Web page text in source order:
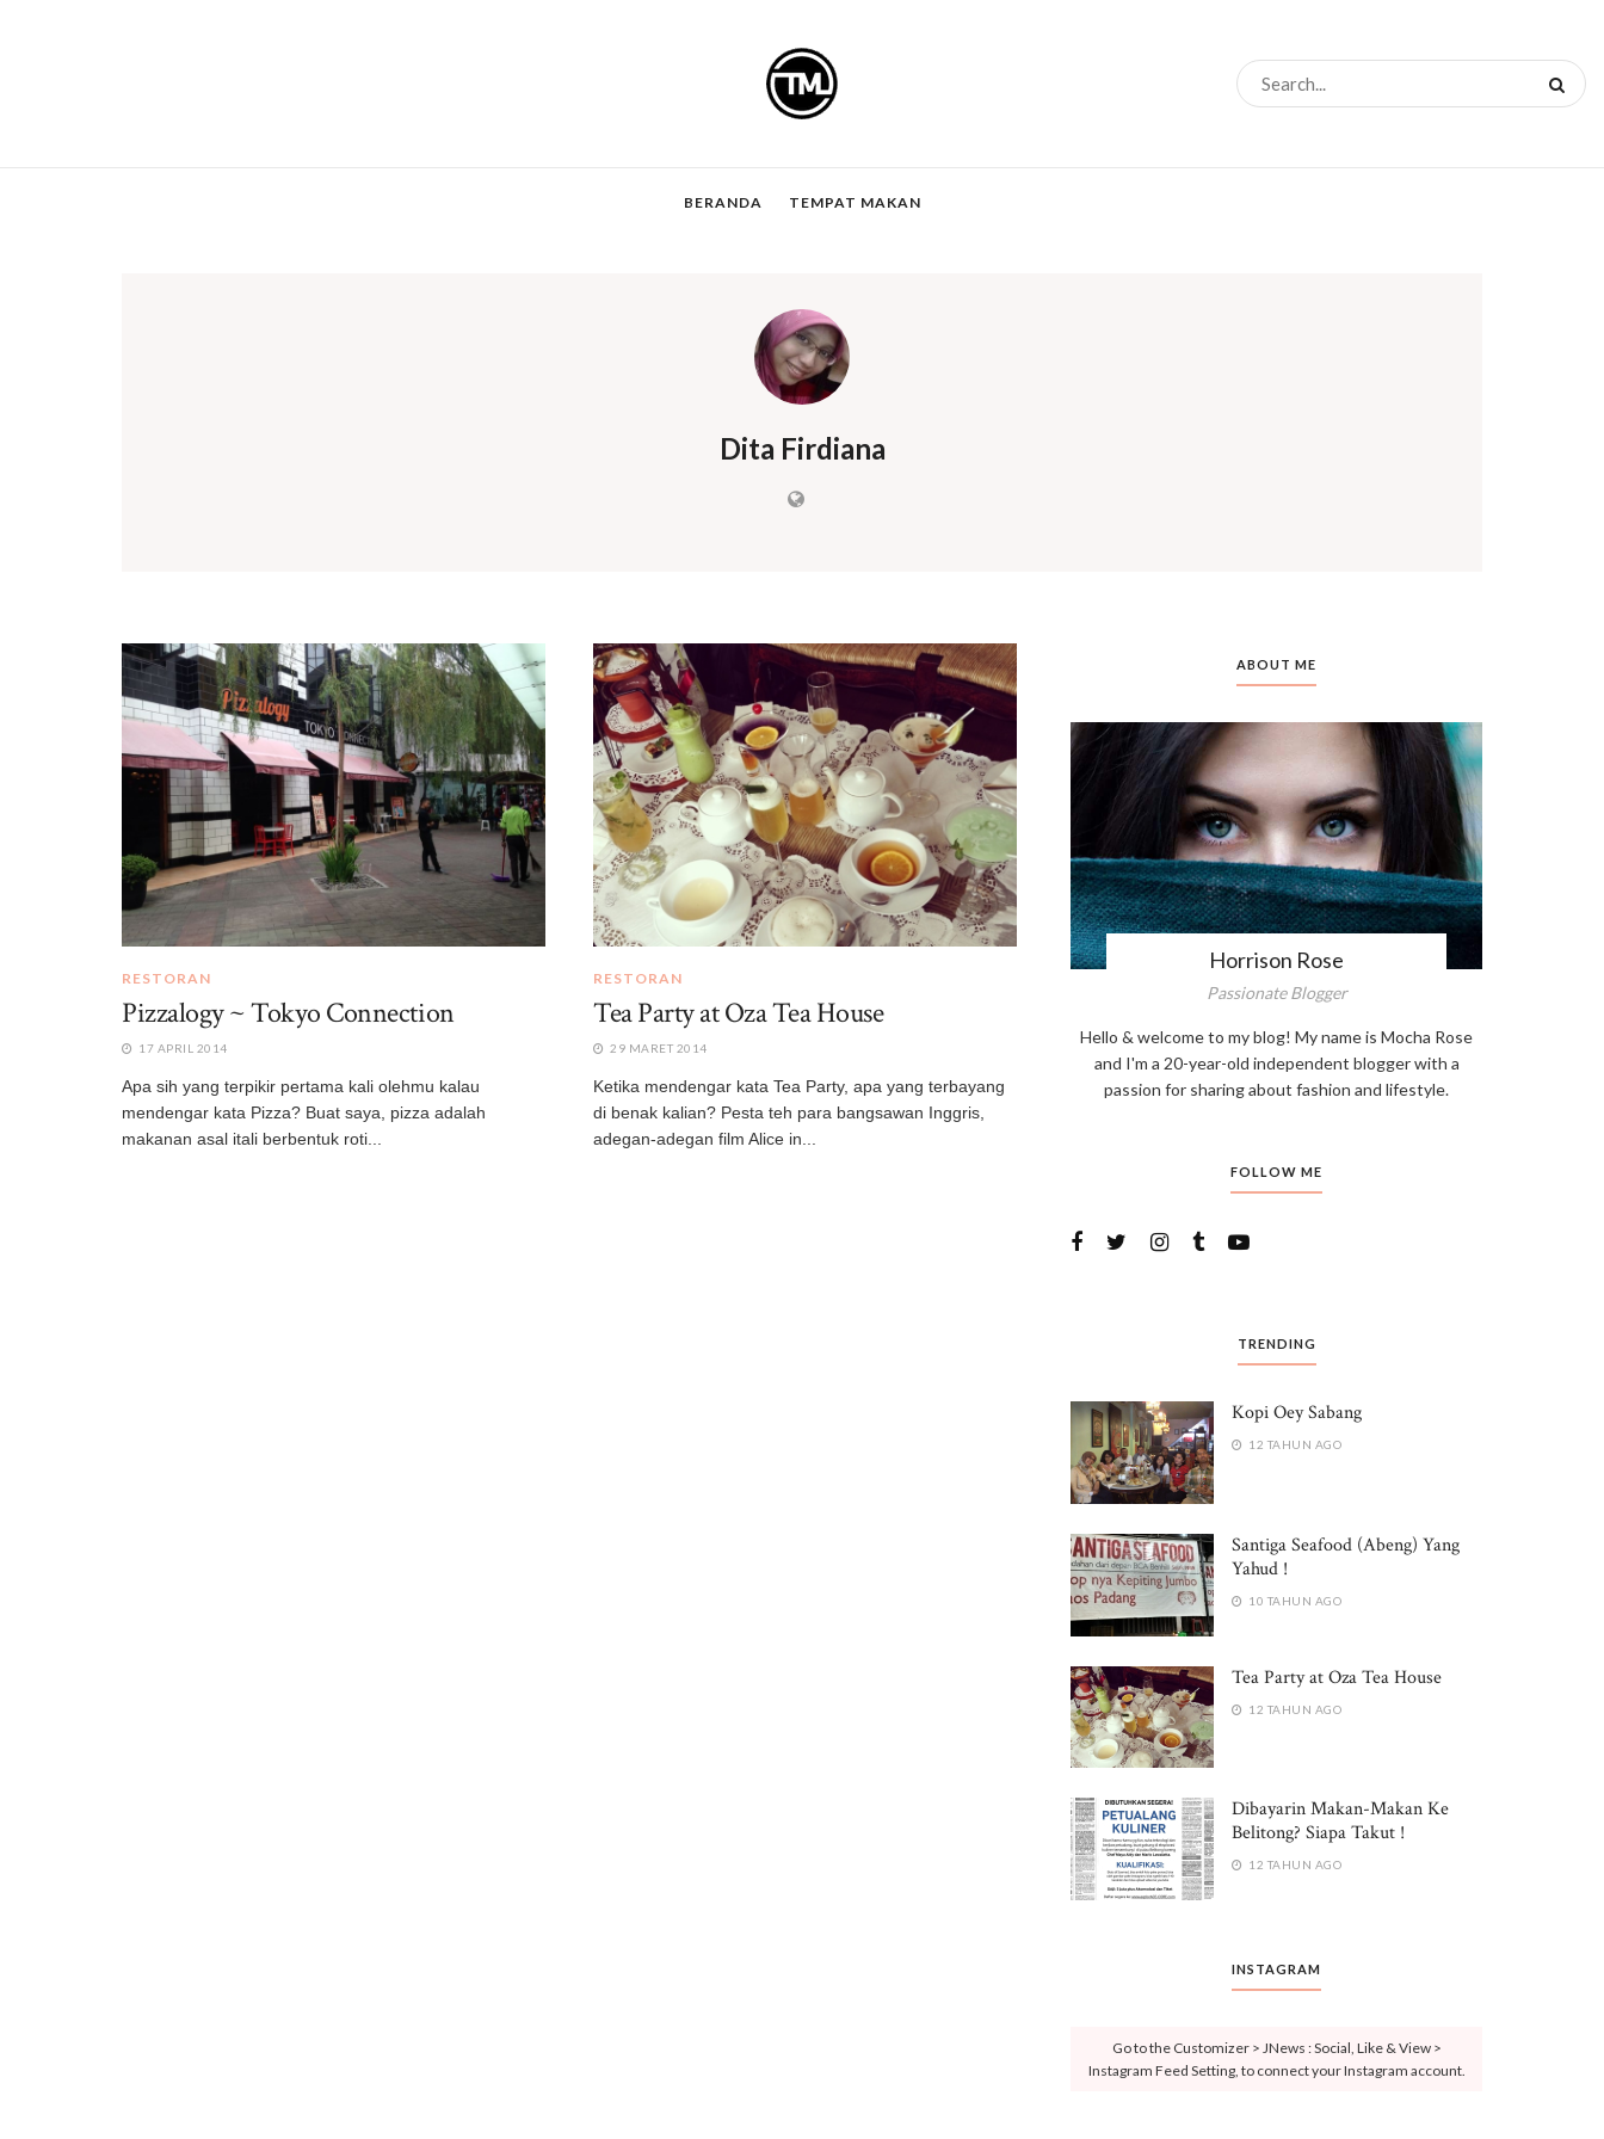
BERANDA TEMPAT MAKAN
Dita Firdiana
RESTORAN
Pizzalogy ~ Tokyo Connection
17 APRIL 2014
Apa sih yang terpikir pertama kali olehmu kalau
mendengar kata Pizza? Buat saya, pizza adalah
makanan asal itali berbentuk roti...
RESTORAN
Tea Party at Oza Tea House
29 MARET 2014
Ketika mendengar kata Tea Party, apa yang terbayang
di benak kalian? Pesta teh para bangsawan Inggris,
adegan-adegan film Alice in...
ABOUT ME
Horrison Rose
Passionate Blogger
Hello & welcome to my blog! My name is Mocha Rose
and I'm a 20-year-old independent blogger with a
passion for sharing about fashion and lifestyle.
FOLLOW ME
TRENDING
Kopi Oey Sabang
12 TAHUN AGO
Santiga Seafood (Abeng) Yang
Yahud !
10 TAHUN AGO
Tea Party at Oza Tea House
12 TAHUN AGO
Dibayarin Makan-Makan Ke
Belitong? Siapa Takut !
12 TAHUN AGO
INSTAGRAM
Go to the Customizer > JNews : Social, Like & View >
Instagram Feed Setting, to connect your Instagram account.